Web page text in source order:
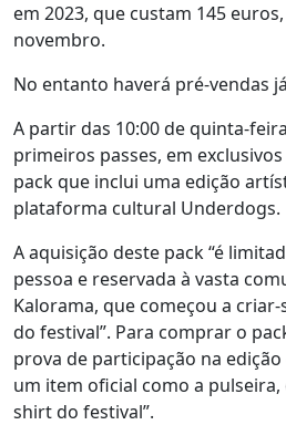
em 2023, que custam 145
novembro.
No entanto haverá pré-vendas
A partir das 10:00 de quinta-
primeiros passes, em
pack que inclui uma edição
plataforma cultural Underdogs.
A aquisição deste pack “é
pessoa e reservada à vasta
Kalorama, que começou a
do festival”. Para comprar o
prova de participação na
um item oficial como a
shirt do festival”.